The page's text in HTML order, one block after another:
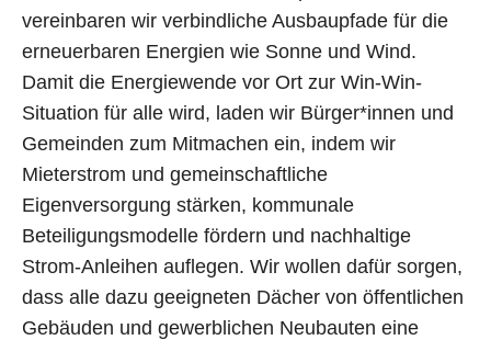
vereinbaren wir verbindliche Ausbaupfade für die
erneuerbaren Energien wie Sonne und Wind.
Damit die Energiewende vor Ort zur Win-Win-
Situation für alle wird, laden wir Bürger*innen und
Gemeinden zum Mitmachen ein, indem wir
Mieterstrom und gemeinschaftliche
Eigenversorgung stärken, kommunale
Beteiligungsmodelle fördern und nachhaltige
Strom-Anleihen auflegen. Wir wollen dafür sorgen,
dass alle dazu geeigneten Dächer von öffentlichen
Gebäuden und gewerblichen Neubauten eine